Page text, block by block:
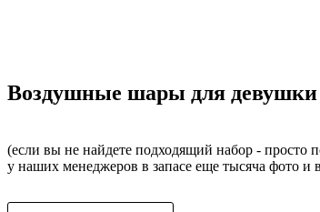
Воздушные шары для девушки
(если вы не найдете подходящий набор - просто
у наших менеджеров в запасе еще тысяча фото и